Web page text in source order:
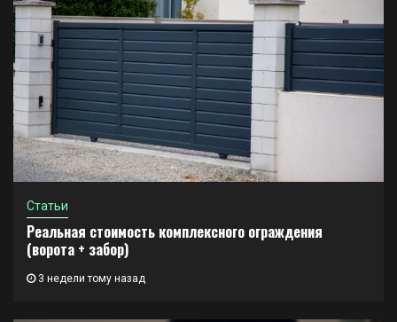
Статьи
Реальная стоимость комплексного ограждения
(ворота + забор)
3 недели тому назад